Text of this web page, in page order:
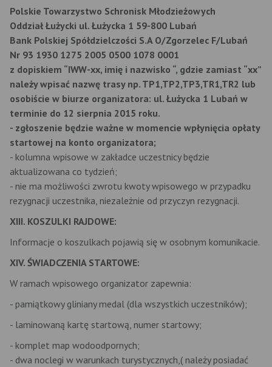
Polskie Towarzystwo Schronisk Młodzieżowych
Oddział Łużycki ul. Łużycka 1 59-800 Lubań
Bank Polskiej Spółdzielczości S.A O/Zgorzelec F/Lubań
Nr 93 1930 1275 2005 0500 1078 0001
z dopiskiem “IWW-xx, imię i nazwisko “, gdzie zamiast “xx”
należy wpisać nazwę trasy np. TP1,TP2,TP3,TR1,TR2 lub
osobiście w biurze organizatora: ul. Łużycka 1 Lubań w
terminie do 12 sierpnia 2015 roku.
- zgłoszenie będzie ważne w momencie wpłynięcia opłaty
startowej na konto organizatora;
- kolumna wpisowe w zakładce uczestnicy będzie
aktualizowana co tydzień;
- nie ma możliwości zwrotu kwoty wpisowego w przypadku
rezygnacji uczestnika, niezależnie od przyczyn rezygnacji.
XIII. KOSZULKI RAJDOWE:
Informacje o koszulkach pojawią się w osobnym komunikacie.
XIV. ŚWIADCZENIA STARTOWE:
W ramach wpisowego organizator zapewnia:
- pamiątkowy gliniany medal (dla wszystkich uczestników);
- laminowaną kartę startową, numer startowy;
- komplet map wodoodpornych;
- dwa noclegi w warunkach turystycznych,( należy posiadać